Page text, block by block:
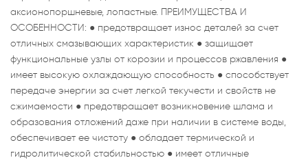
аксионопоршневые, лопастные. ПРЕИМУЩЕСТВА И
ОСОБЕННОСТИ: ● предотвращает износ деталей за счет
отличных смазывающих характеристик ● защищает
функциональные узлы от корозии и процессов ржавления ●
имеет высокую охлаждающую способность ● способствует
передаче энергии за счет легкой текучести и свойств не
сжимаемости ● предотвращает возникновение шлама и
образования отложений даже при наличии в системе воды,
обеспечивает ее чистоту ● обладает термической и
гидролитической стабильностью ● имеет отличные